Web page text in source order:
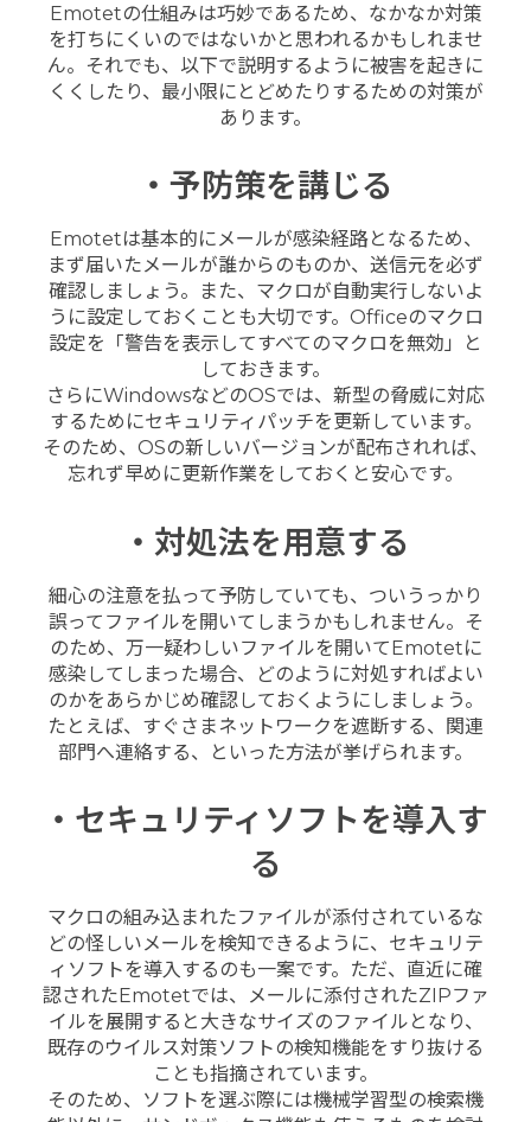
Emotetの仕組みは巧妙であるため、なかなか対策
を打ちにくいのではないかと思われるかもしれませ
ん。それでも、以下で説明するように被害を起きに
くくしたり、最小限にとどめたりするための対策が
あります。
・予防策を講じる
Emotetは基本的にメールが感染経路となるため、
まず届いたメールが誰からのものか、送信元を必ず
確認しましょう。また、マクロが自動実行しないよ
うに設定しておくことも大切です。Officeのマクロ
設定を「警告を表示してすべてのマクロを無効」と
しておきます。
さらにWindowsなどのOSでは、新型の脅威に対応
するためにセキュリティパッチを更新しています。
そのため、OSの新しいバージョンが配布されれば、
忘れず早めに更新作業をしておくと安心です。
・対処法を用意する
細心の注意を払って予防していても、ついうっかり
誤ってファイルを開いてしまうかもしれません。そ
のため、万一疑わしいファイルを開いてEmotetに
感染してしまった場合、どのように対処すればよい
のかをあらかじめ確認しておくようにしましょう。
たとえば、すぐさまネットワークを遮断する、関連
部門へ連絡する、といった方法が挙げられます。
・セキュリティソフトを導入す
る
マクロの組み込まれたファイルが添付されているな
どの怪しいメールを検知できるように、セキュリテ
ィソフトを導入するのも一案です。ただ、直近に確
認されたEmotetでは、メールに添付されたZIPファ
イルを展開すると大きなサイズのファイルとなり、
既存のウイルス対策ソフトの検知機能をすり抜ける
ことも指摘されています。
そのため、ソフトを選ぶ際には機械学習型の検索機